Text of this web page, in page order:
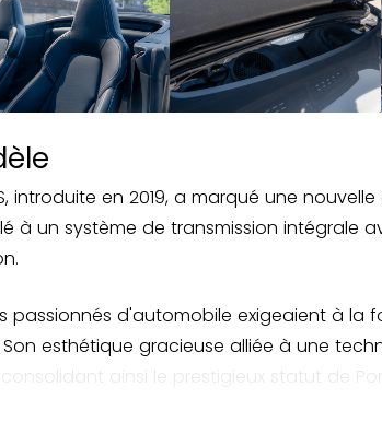
introduite en 2019, a marqué une
à un système de transmission intégrale
d'automobile exigeaient à la
esthétique gracieuse alliée à une
ainsi le prestigieux statut de